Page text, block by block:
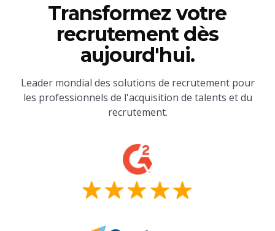
Transformez votre
recrutement dès
aujourd'hui.
Leader mondial des solutions de recrutement pour
les professionnels de l'acquisition de talents et du
recrutement.